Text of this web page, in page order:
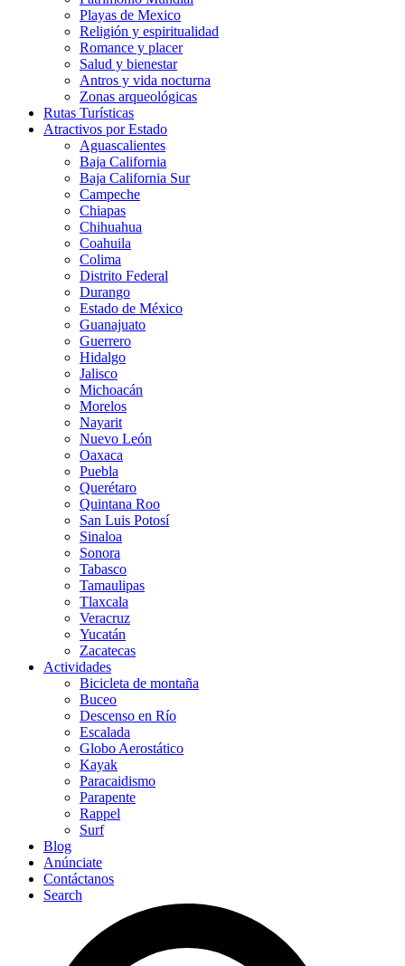
Playas de Mexico
Religión y espiritualidad
Romance y placer
Salud y bienestar
Antros y vida nocturna
Zonas arqueológicas
Rutas Turísticas
Atractivos por Estado
Aguascalientes
Baja California
Baja California Sur
Campeche
Chiapas
Chihuahua
Coahuila
Colima
Distrito Federal
Durango
Estado de México
Guanajuato
Guerrero
Hidalgo
Jalisco
Michoacán
Morelos
Nayarit
Nuevo León
Oaxaca
Puebla
Querétaro
Quintana Roo
San Luis Potosí
Sinaloa
Sonora
Tabasco
Tamaulipas
Tlaxcala
Veracruz
Yucatán
Zacatecas
Actividades
Bicicleta de montaña
Buceo
Descenso en Río
Escalada
Globo Aerostático
Kayak
Paracaidismo
Parapente
Rappel
Surf
Blog
Anúnciate
Contáctanos
Search